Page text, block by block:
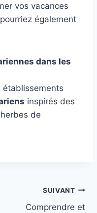
vos vacances
également
dans les
établissements
inspirés des
de
SUIVANT
Comprendre et